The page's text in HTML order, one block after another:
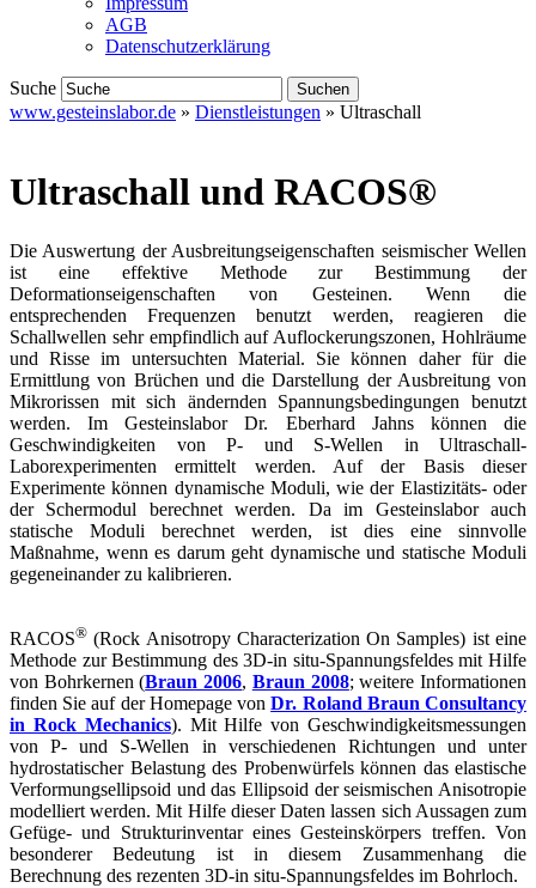
AGB
Datenschutzerklärung
Suche
www.gesteinslabor.de » Dienstleistungen » Ultraschall
Ultraschall und RACOS®
Die Auswertung der Ausbreitungseigenschaften seismischer Wellen
ist eine effektive Methode zur Bestimmung der
Deformationseigenschaften von Gesteinen. Wenn die
entsprechenden Frequenzen benutzt werden, reagieren die
Schallwellen sehr empfindlich auf Auflockerungszonen, Hohlräume
und Risse im untersuchten Material. Sie können daher für die
Ermittlung von Brüchen und die Darstellung der Ausbreitung von
Mikrorissen mit sich ändernden Spannungsbedingungen benutzt
werden. Im Gesteinslabor Dr. Eberhard Jahns können die
Geschwindigkeiten von P- und S-Wellen in Ultraschall-
Laborexperimenten ermittelt werden. Auf der Basis dieser
Experimente können dynamische Moduli, wie der Elastizitäts- oder
der Schermodul berechnet werden. Da im Gesteinslabor auch
statische Moduli berechnet werden, ist dies eine sinnvolle
Maßnahme, wenn es darum geht dynamische und statische Moduli
gegeneinander zu kalibrieren.
RACOS® (Rock Anisotropy Characterization On Samples) ist eine
Methode zur Bestimmung des 3D-in situ-Spannungsfeldes mit Hilfe
von Bohrkernen (Braun 2006, Braun 2008; weitere Informationen
finden Sie auf der Homepage vonDr. Roland Braun Consultancy
in Rock Mechanics). Mit Hilfe von Geschwindigkeitsmessungen
von P- und S-Wellen in verschiedenen Richtungen und unter
hydrostatischer Belastung des Probenwürfels können das elastische
Verformungsellipsoid und das Ellipsoid der seismischen Anisotropie
modelliert werden. Mit Hilfe dieser Daten lassen sich Aussagen zum
Gefüge- und Strukturinventar eines Gesteinskörpers treffen. Von
besonderer Bedeutung ist in diesem Zusammenhang die
Berechnung des rezenten 3D-in situ-Spannungsfeldes im Bohrloch.